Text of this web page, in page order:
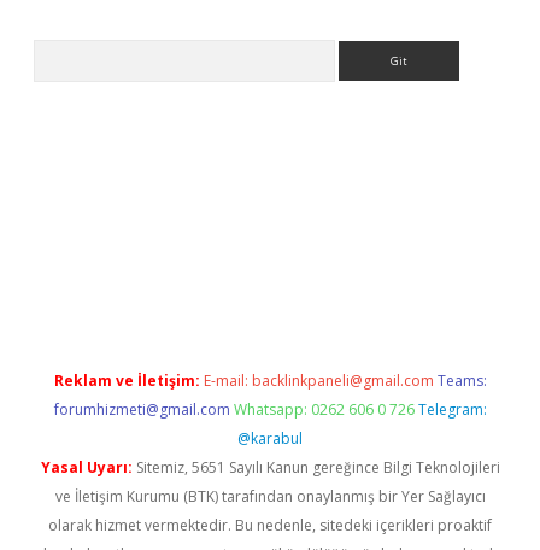
Reklam ve İletişim: E-mail: backlinkpaneli@gmail.com Teams:
forumhizmeti@gmail.com Whatsapp: 0262 606 0 726 Telegram:
@karabul
Yasal Uyarı: Sitemiz, 5651 Sayılı Kanun gereğince Bilgi Teknolojileri
ve İletişim Kurumu (BTK) tarafından onaylanmış bir Yer Sağlayıcı
olarak hizmet vermektedir. Bu nedenle, sitedeki içerikleri proaktif